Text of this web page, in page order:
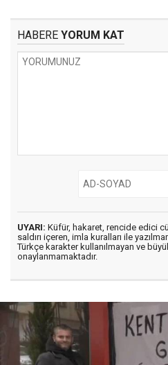
HABERE YORUM KAT
UYARI: Küfür, hakaret, rencide edici
saldırı içeren, imla kuralları ile
Türkçe karakter kullanılmayan ve
onaylanmamaktadır.